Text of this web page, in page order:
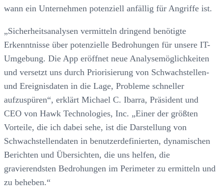
wann ein Unternehmen potenziell anfällig für Angriffe ist.
„Sicherheitsanalysen vermitteln dringend benötigte
Erkenntnisse über potenzielle Bedrohungen für unsere IT-
Umgebung. Die App eröffnet neue Analysemöglichkeiten
und versetzt uns durch Priorisierung von Schwachstellen-
und Ereignisdaten in die Lage, Probleme schneller
aufzuspüren“, erklärt Michael C. Ibarra, Präsident und
CEO von Hawk Technologies, Inc. „Einer der größten
Vorteile, die ich dabei sehe, ist die Darstellung von
Schwachstellendaten in benutzerdefinierten, dynamischen
Berichten und Übersichten, die uns helfen, die
gravierendsten Bedrohungen im Perimeter zu ermitteln und
zu beheben.“